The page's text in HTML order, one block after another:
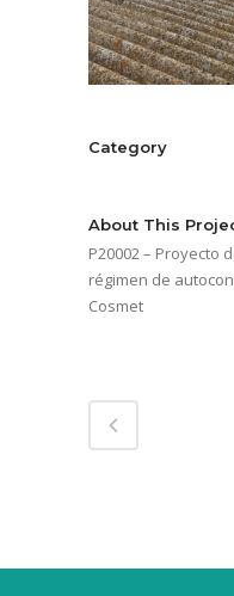
Category
About This
P20002 – Proyecto
régimen de
Cosmet